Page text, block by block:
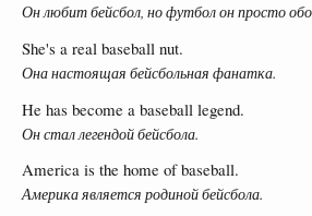
Он любит бейсбол, но футбол он просто
She's a real baseball nut.
Она настоящая бейсбольная фанатка.
He has become a baseball legend.
Он стал легендой бейсбола.
America is the home of baseball.
Америка является родиной бейсбола.